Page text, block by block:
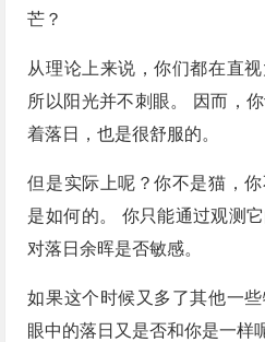
芒？
从理论上来说，你们都在直
所以阳光并不刺眼。 因而，
着落日，也是很舒服的。
但是实际上呢？你不是猫，
是如何的。 你只能通过观测
对落日余晖是否敏感。
如果这个时候又多了其他一
眼中的落日又是否和你是一样